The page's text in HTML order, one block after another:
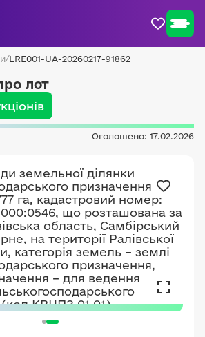
/LRE001-UA-20260217-91862
лот
Оголошено: 17.02.2026